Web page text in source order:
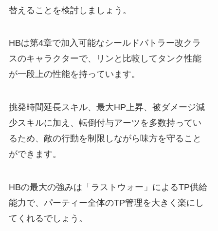
替えることを検討しましょう。
HBは第4章で加入可能なシールドバトラー改クラ
スのキャラクターで、リンと比較してタンク性能
が一段上の性能を持っています。
挑発時間延長スキル、最大HP上昇、被ダメージ減
少スキルに加え、転倒付与アーツを多数持ってい
るため、敵の行動を制限しながら味方を守ること
ができます。
HBの最大の強みは「ラストウォー」によるTP供給
能力で、パーティー全体のTP管理を大きく楽にし
てくれるでしょう。